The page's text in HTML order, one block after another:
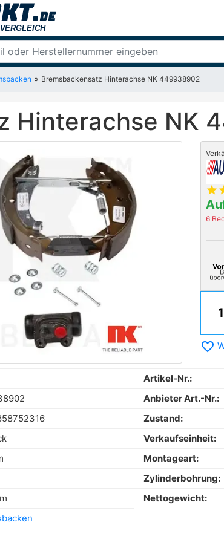
Bremsbackensatz Hinterachse NK 449938902
Hinterachse NK
star
6
favorite_border
Artikel-Nr.:
Anbieter Art.-Nr.:
Zustand:
Verkaufseinheit:
Montageart:
Zylinderbohrung:
Nettogewicht: